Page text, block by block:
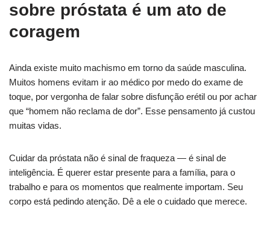
sobre próstata é um ato de
coragem
Ainda existe muito machismo em torno da saúde masculina.
Muitos homens evitam ir ao médico por medo do exame de
toque, por vergonha de falar sobre disfunção erétil ou por achar
que “homem não reclama de dor”. Esse pensamento já custou
muitas vidas.
Cuidar da próstata não é sinal de fraqueza — é sinal de
inteligência. É querer estar presente para a família, para o
trabalho e para os momentos que realmente importam. Seu
corpo está pedindo atenção. Dê a ele o cuidado que merece.